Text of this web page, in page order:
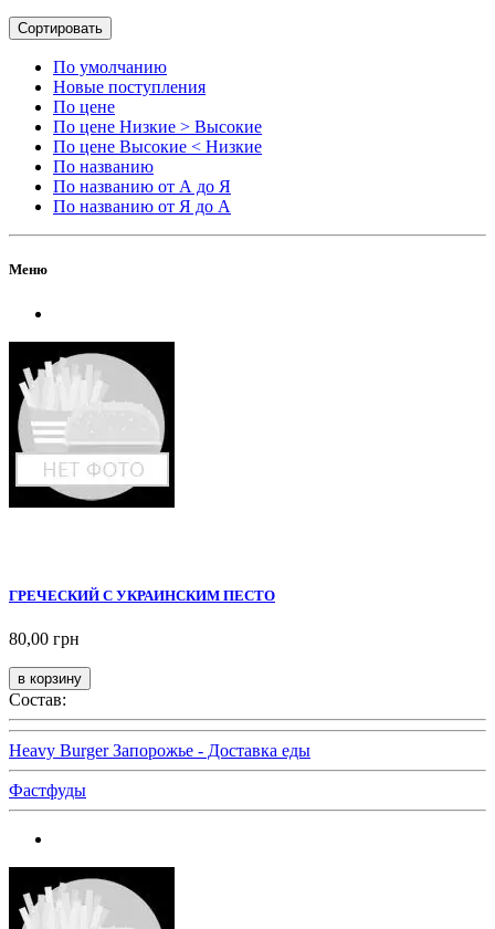
Сортировать
По умолчанию
Новые поступления
По цене
По цене Низкие > Высокие
По цене Высокие < Низкие
По названию
По названию от А до Я
По названию от Я до А
Меню
ГРЕЧЕСКИЙ С УКРАИНСКИМ ПЕСТО
80,00 грн
Состав:
Heavy Burger Запорожье - Доставка еды
Фастфуды